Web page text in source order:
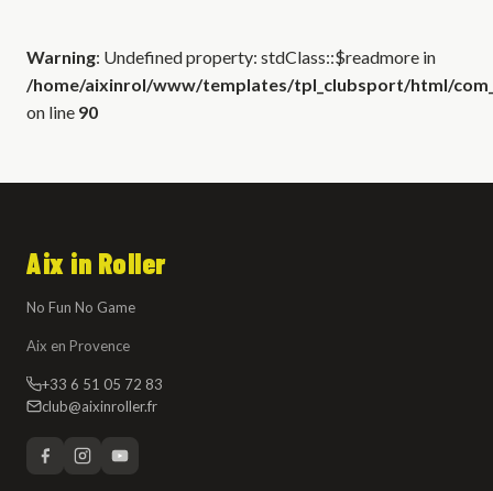
Warning: Undefined property: stdClass::$readmore in
/home/aixinrol/www/templates/tpl_clubsport/html/
on line 90
Aix in Roller
No Fun No Game
Aix en Provence
+33 6 51 05 72 83
club@aixinroller.fr